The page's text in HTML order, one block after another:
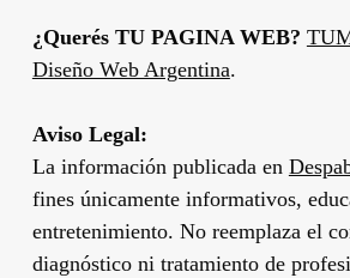
¿Querés TU PAGINA WEB?
Diseño Web Argentina.
Aviso Legal:
La información publicada en
fines únicamente informativos,
entretenimiento. No reemplaza el
diagnóstico ni tratamiento de